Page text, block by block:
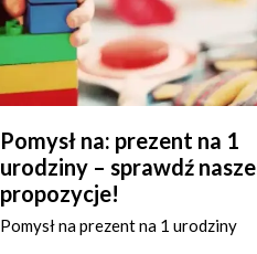
Pomysł na: prezent na 1
urodziny – sprawdź nasze
propozycje!
Pomysł na prezent na 1 urodziny